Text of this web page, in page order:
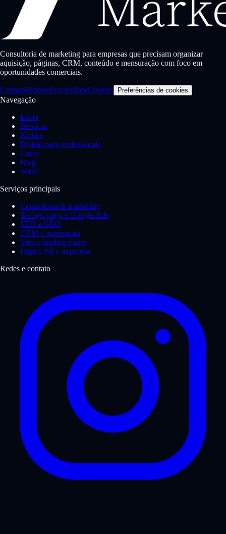
Consultoria de marketing para empresas que precisam organizar
aquisição, páginas, CRM, conteúdo e mensuração com foco em
oportunidades comerciais.
ContatoMétodoPrivacidadeCookies Preferências de cookies
Navegação
Início
Serviços
Nichos
Projeto para profissionais
Cases
Blog
Sobre
Serviços principais
Consultoria de marketing
Tráfego pago e Google Ads
SEO e GEO
CRM e automação
Sites e landing pages
Digital PR e imprensa
Redes e contato